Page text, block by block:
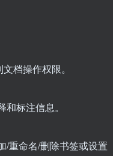
档操作权限。
标注信息。
/重命名/删除书签或设置